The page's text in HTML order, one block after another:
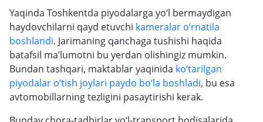
Yaqinda Toshkentda piyodalarga yo‘l bermaydigan
haydovchilarni qayd etuvchi kameralar o‘rnatila
boshlandi. Jarimaning qanchaga tushishi haqida
batafsil ma’lumotni bu yerdan olishingiz mumkin.
Bundan tashqari, maktablar yaqinida ko‘tarilgan
piyodalar o‘tish joylari paydo bo‘la boshladi, bu esa
avtomobillarning tezligini pasaytirishi kerak.